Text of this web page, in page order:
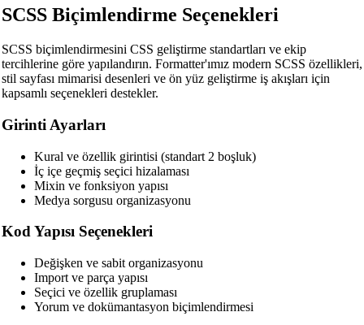
SCSS Biçimlendirme Seçenekleri
SCSS biçimlendirmesini CSS geliştirme standartları ve ekip
tercihlerine göre yapılandırın. Formatter'ımız modern SCSS özellikleri,
stil sayfası mimarisi desenleri ve ön yüz geliştirme iş akışları için
kapsamlı seçenekleri destekler.
Girinti Ayarları
Kural ve özellik girintisi (standart 2 boşluk)
İç içe geçmiş seçici hizalaması
Mixin ve fonksiyon yapısı
Medya sorgusu organizasyonu
Kod Yapısı Seçenekleri
Değişken ve sabit organizasyonu
Import ve parça yapısı
Seçici ve özellik gruplaması
Yorum ve dokümantasyon biçimlendirmesi